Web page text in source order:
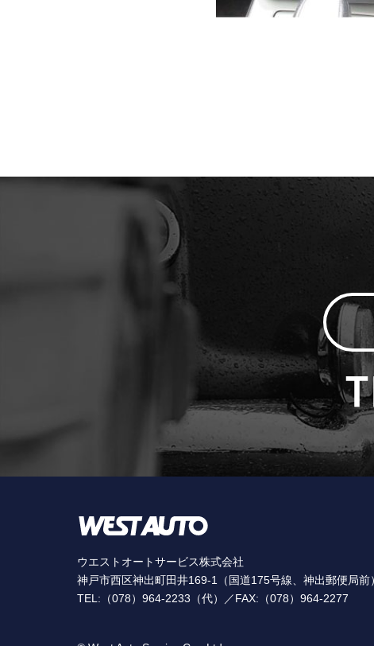
ウエストオートサービス株式会社
神戸市西区神出町田井169-1（国道175号線、神出郵便局前）
TEL:（078）964-2233（代）／FAX:（078）964-2277